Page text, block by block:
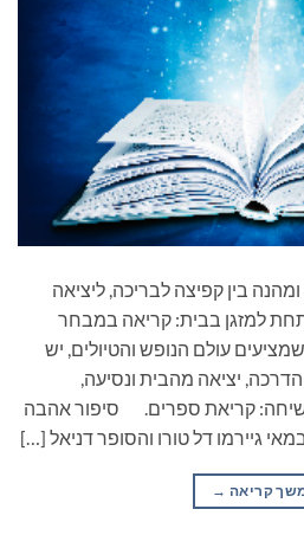
בין קפיצה לבריכה, ליציאה
למזגן בבית: קריאה במבחר
עולם הנופש והטיולים, יש
יציאה מהבית ונסיעה,
שיחה: קריאת ספרים. סיפור אהבה
גיירמו דל טורו והסופר דניאל […]
קריאה →